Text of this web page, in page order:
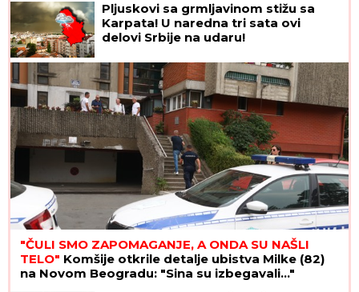
Pljuskovi sa grmljavinom stižu sa
Karpata! U naredna tri sata ovi
delovi Srbije na udaru!
"ČULI SMO ZAPOMAGANJE, A ONDA SU NAŠLI
TELO" Komšije otkrile detalje ubistva Milke (82)
na Novom Beogradu: "Sina su izbegavali..."